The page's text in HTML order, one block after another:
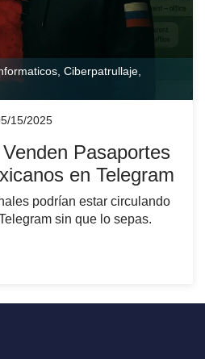
Ciberpatrullaje
15/2025
Pasaportes
en Telegram
podrían estar circulando
sin que lo sepas.